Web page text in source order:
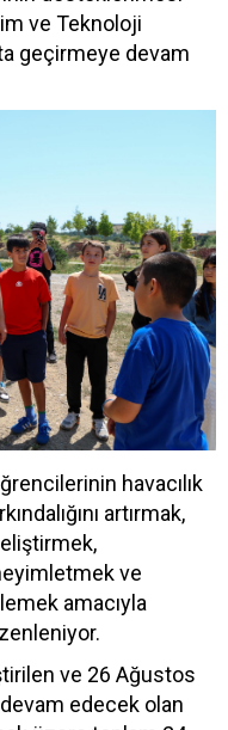
ve Teknoloji
geçirmeye devam
havacılık
artırmak,
ve
amacıyla
ve 26 Ağustos
edecek olan